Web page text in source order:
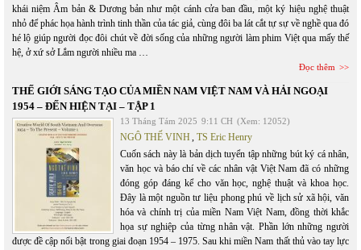
khái niệm Âm bản & Dương bản như một cánh cửa ban đầu, một ký hiệu nghệ thuật
nhỏ để phác họa hành trình tinh thần của tác giả, cùng đôi ba lát cắt tự sự về nghề qua đó
hé lộ giúp người đọc đôi chút về đời sống của những người làm phim Việt qua mấy thế
hệ, ở xứ sở Lắm người nhiều ma …
Đọc thêm
THẾ GIỚI SÁNG TẠO CỦA MIỀN NAM VIỆT NAM VÀ HẢI NGOẠI
1954 – ĐẾN HIỆN TẠI – TẬP 1
13 Tháng Tám 2025 9:11 CH (Xem: 12052)
NGÔ THẾ VINH, TS Eric Henry
Cuốn sách này là bản dịch tuyển tập những bút ký cá nhân,
văn học và báo chí về các nhân vật Việt Nam đã có những
đóng góp đáng kể cho văn học, nghệ thuật và khoa học.
Đây là một nguồn tư liệu phong phú về lịch sử xã hội, văn
hóa và chính trị của miền Nam Việt Nam, đồng thời khắc
họa sự nghiệp của từng nhân vật. Phần lớn những người
được đề cập nổi bật trong giai đoạn 1954 – 1975. Sau khi miền Nam thất thủ vào tay lực